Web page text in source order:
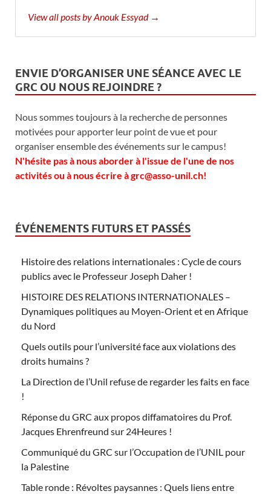
View all posts by Anouk Essyad →
ENVIE D’ORGANISER UNE SÉANCE AVEC LE
GRC OU NOUS REJOINDRE ?
Nous sommes toujours à la recherche de personnes
motivées pour apporter leur point de vue et pour
organiser ensemble des événements sur le campus!
N'hésite pas à nous aborder à l'issue de l'une de nos
activités ou à nous écrire à grc@asso-unil.ch!
ÉVÉNEMENTS FUTURS ET PASSÉS
Histoire des relations internationales : Cycle de cours
publics avec le Professeur Joseph Daher !
HISTOIRE DES RELATIONS INTERNATIONALES –
Dynamiques politiques au Moyen-Orient et en Afrique
du Nord
Quels outils pour l’université face aux violations des
droits humains ?
La Direction de l’Unil refuse de regarder les faits en face
!
Réponse du GRC aux propos diffamatoires du Prof.
Jacques Ehrenfreund sur 24Heures !
Communiqué du GRC sur l’Occupation de l’UNIL pour
la Palestine
Table ronde : Révoltes paysannes : Quels liens entre